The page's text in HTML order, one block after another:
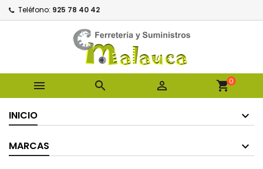
Teléfono: 925 78 40 42
   shopping_cart0
INICIO
MARCAS